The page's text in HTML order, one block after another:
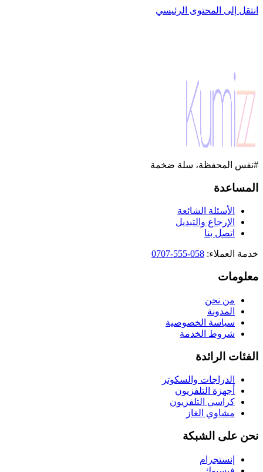
انتقل إلى المحتوى الرئيسي
#نفس المحفظة، سلة ضخمة
المساعدة
الأسئلة الشائعة
الإرجاع والتبديل
اتصل بنا
خدمة العملاء:
058-555-0707
معلومات
من نحن
المدونة
سياسة الخصوصية
شروط الخدمة
الفئات الرائدة
الدراجات والسكوتر
أجهزة التلفزيون
كراسي التلفزيون
مشاوي الغاز
نحن على الشبكة
إنستجرام